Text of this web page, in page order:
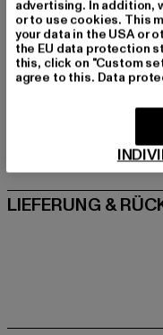
Hersteller: Buffalo
boots.com
Schanzenstraße 41 |
GRÖSSE &
PFLEGEHINWEISE
LIEFERUNG &
advertising. In addition,
or to use cookies. This
your data in the USA or
the EU data protection
this, click on "Custom
agree to this. Data